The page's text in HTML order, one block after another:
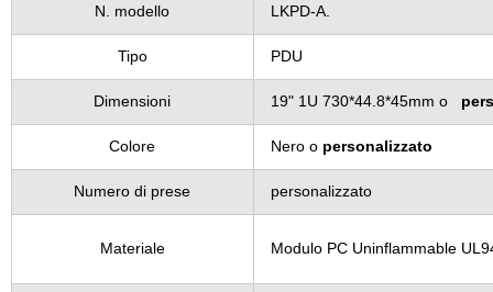
N. modello LKPD-A.
Tipo PDU
Dimensioni 19" 1U 730*44.8*45mm o
Colore Nero opersonalizzato
Numero di prese personalizzato
Materiale Modulo PC Uninflammable